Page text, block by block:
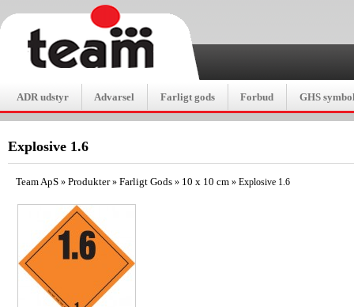
ADR udstyr Advarsel Farligt gods Forbud GHS
Explosive 1.6
Team ApS » Produkter» Farligt Gods » 10 x 10 cm » Explosive 1.6